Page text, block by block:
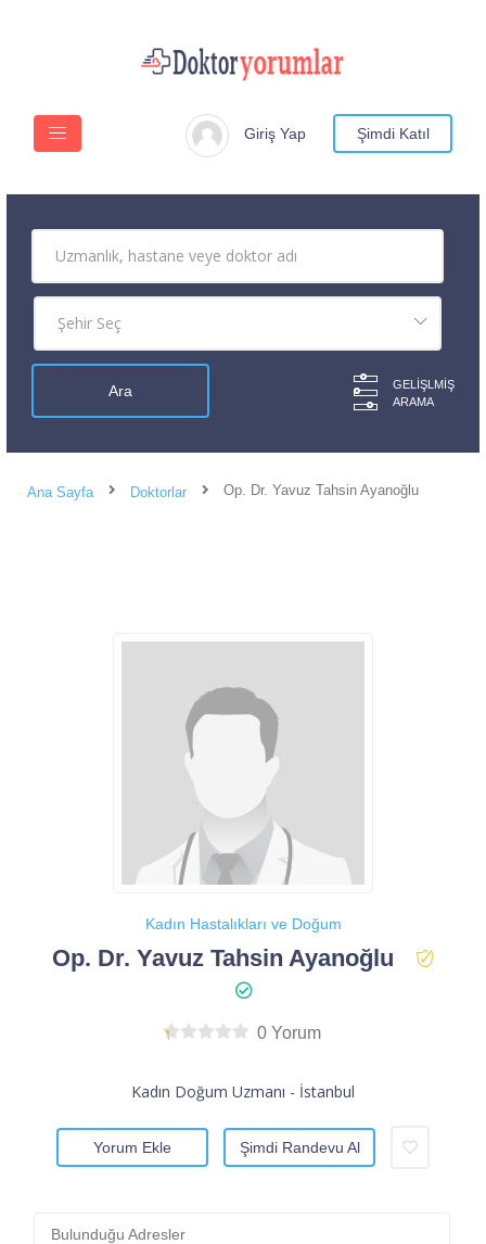
Giriş Yap Şimdi Katıl
GELIŞLMIŞ
ARAMA
Ana Sayfa Doktorlar Op. Dr. Yavuz Tahsin Ayanoğlu
Kadın Hastalıkları ve Doğum
Op. Dr. Yavuz Tahsin Ayanoğlu
0 Yorum
Kadın Doğum Uzmanı - İstanbul
Yorum Ekle Şimdi Randevu Al
Bulunduğu Adresler